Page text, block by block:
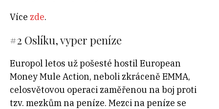
Více zde.
#2 Oslíku, vyper peníze
Europol letos už pošesté hostil European
Money Mule Action, neboli zkráceně EMMA,
celosvětovou operaci zaměřenou na boj proti
tzv. mezkům na peníze. Mezci na peníze se